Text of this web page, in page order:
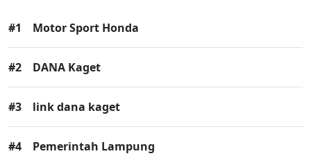
#1 Motor Sport Honda
#2 DANA Kaget
#3 link dana kaget
#4 Pemerintah Lampung